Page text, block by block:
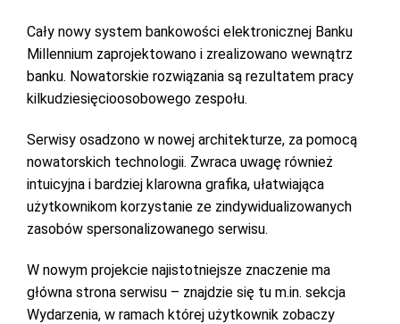
Cały nowy system bankowości elektronicznej Banku
Millennium zaprojektowano i zrealizowano wewnątrz
banku. Nowatorskie rozwiązania są rezultatem pracy
kilkudziesięcioosobowego zespołu.
Serwisy osadzono w nowej architekturze, za pomocą
nowatorskich technologii. Zwraca uwagę również
intuicyjna i bardziej klarowna grafika, ułatwiająca
użytkownikom korzystanie ze zindywidualizowanych
zasobów spersonalizowanego serwisu.
W nowym projekcie najistotniejsze znaczenie ma
główna strona serwisu – znajdzie się tu m.in. sekcja
Wydarzenia, w ramach której użytkownik zobaczy